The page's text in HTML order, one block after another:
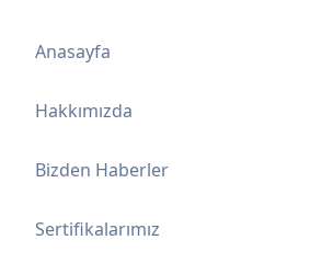
Anasayfa
Hakkımızda
Bizden Haberler
Sertifikalarımız